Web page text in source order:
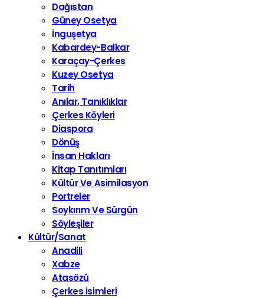
Dağıstan
Güney Osetya
İnguşetya
Kabardey-Balkar
Karaçay-Çerkes
Kuzey Osetya
Tarih
Anılar, Tanıklıklar
Çerkes Köyleri
Diaspora
Dönüş
İnsan Hakları
Kitap Tanıtımları
Kültür Ve Asimilasyon
Portreler
Soykırım Ve Sürgün
Söyleşiler
Kültür/Sanat
Anadili
Xabze
Atasözü
Çerkes İsimleri